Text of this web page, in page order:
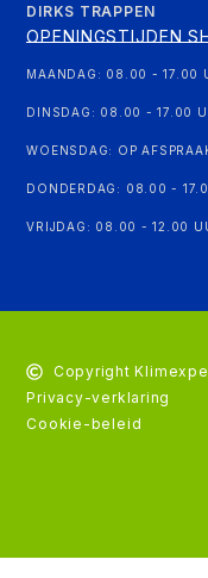
DIRKS TRAPPEN
OPENINGSTIJDEN
MAANDAG: 08.00 - 17.00
DINSDAG: 08.00 - 17.00
WOENSDAG: OP
DONDERDAG: 08.00 -
VRIJDAG: 08.00 - 12.00
Copyright
Privacy-verklaring
Cookie-beleid